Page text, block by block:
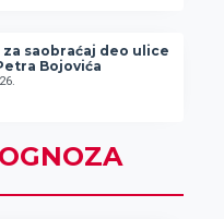
saobraćaj deo ulice
Bojovića